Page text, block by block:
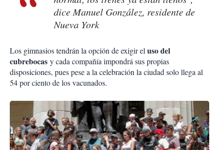
dice Manuel González, residente de
Nueva York
Los gimnasios tendrán la opción de exigir eluso del
cubrebocas y cada compañía impondrá sus propias
disposiciones, pues pese a la celebración la ciudad solo llega al
54 por ciento de los vacunados.